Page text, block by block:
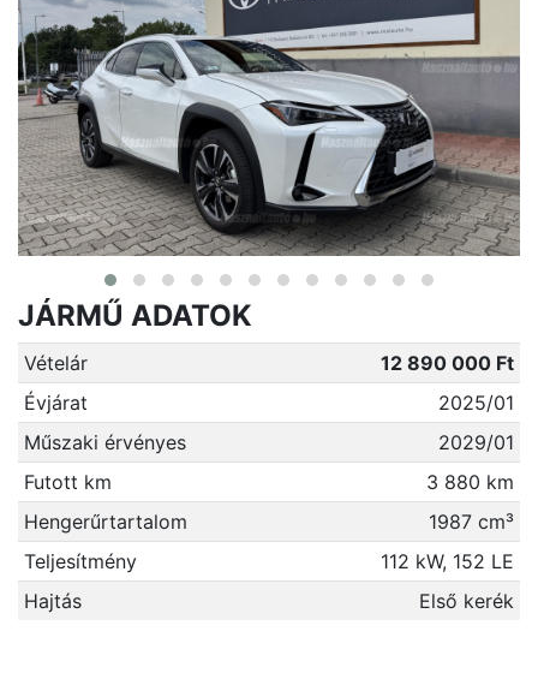
JÁRMŰ ADATOK
Vételár
12 890 000 Ft
Évjárat
2025/01
Műszaki érvényes
2029/01
Futott km
3 880 km
Hengerűrtartalom
1987 cm³
Teljesítmény
112 kW, 152 LE
Hajtás
Első kerék